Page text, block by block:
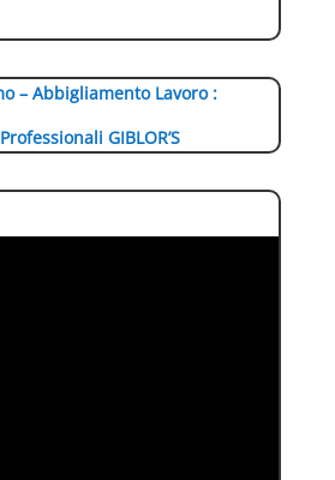
– Abbigliamento Lavoro :
GIBLOR’S